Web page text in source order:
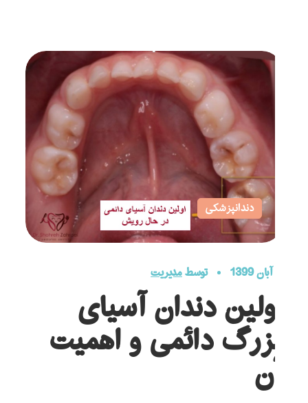
دندانپزشکی
توسطمدیریت
اولین دندان آسیای
بزرگ دائمی و اهمیت
آن